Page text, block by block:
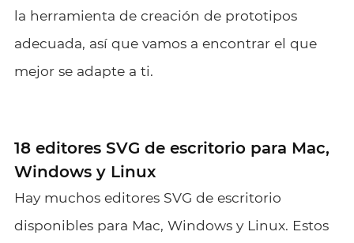
la herramienta de creación de prototipos
adecuada, así que vamos a encontrar el que
mejor se adapte a ti.
18 editores SVG de escritorio para Mac,
Windows y Linux
Hay muchos editores SVG de escritorio
disponibles para Mac, Windows y Linux. Estos